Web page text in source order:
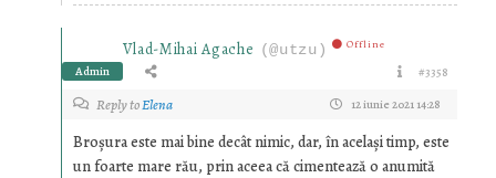
Vlad-Mihai Agache (@utzu) Offline
Admin #3358
Reply toElena 12 iunie 2021 14:28
Broşura este mai bine decât nimic, dar, în acelaşi timp, este
un foarte mare rău, prin aceea că cimentează o anumită